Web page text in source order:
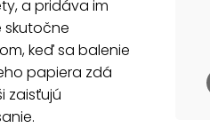
a pridáva im
skutočne
keď sa balenie
papiera zdá
zaisťujú